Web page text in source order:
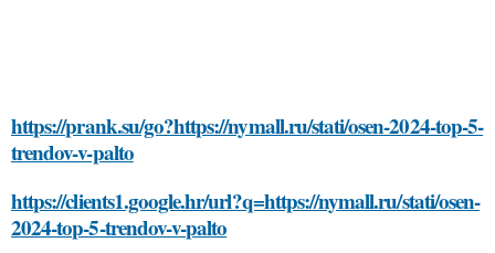
https://prank.su/go?https://nymall.ru/stati/osen-2024-top-5-
trendov-v-palto
https://clients1.google.hr/url?q=https://nymall.ru/stati/osen-
2024-top-5-trendov-v-palto